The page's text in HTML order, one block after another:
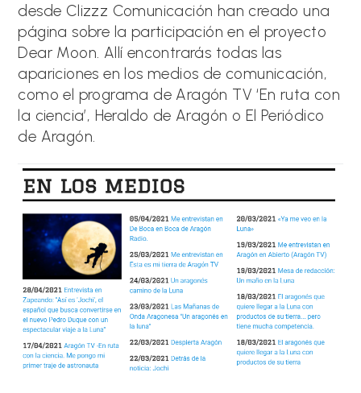
desde Clizzz Comunicación han creado una
página sobre la participación en el proyecto
Dear Moon. Allí encontrarás todas las
apariciones en los medios de comunicación,
como el programa de Aragón TV ‘En ruta con
la ciencia’, Heraldo de Aragón o El Periódico
de Aragón.